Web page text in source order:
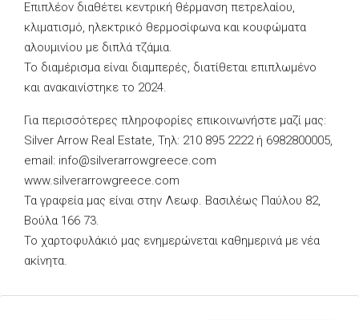
Επιπλέον διαθέτει κεντρική θέρμανση πετρελαίου,
κλιματισμό, ηλεκτρικό θερμοσίφωνα και κουφώματα
αλουμινίου με διπλά τζάμια.
Το διαμέρισμα είναι διαμπερές, διατίθεται επιπλωμένο
και ανακαινίστηκε το 2024.
Για περισσότερες πληροφορίες επικοινωνήστε μαζί μας:
Silver Arrow Real Estate, Τηλ: 210 895 2222 ή 6982800005,
email: info@silverarrowgreece.com
www.silverarrowgreece.com
Τα γραφεία μας είναι στην Λεωφ. Βασιλέως Παύλου 82,
Βούλα 166 73.
Το χαρτοφυλάκιό μας ενημερώνεται καθημερινά με νέα
ακίνητα.